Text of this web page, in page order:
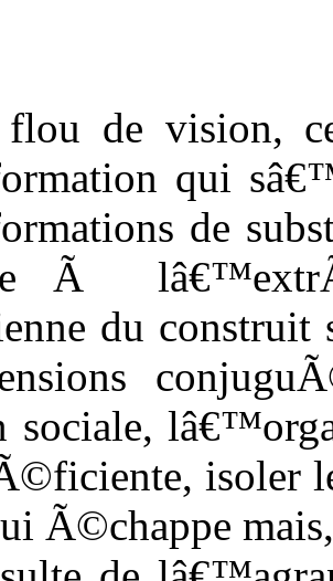
de vision,
qui
de
Ã
du construit
sociale,
isoler
Ã©chappe